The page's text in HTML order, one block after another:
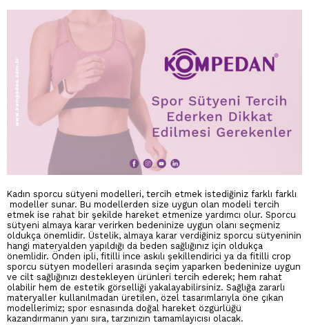
Kadın sporcu sütyeni modelleri, tercih etmek istediğiniz farklı farklı
modeller sunar. Bu modellerden size uygun olan modeli tercih
etmek ise rahat bir şekilde hareket etmenize yardımcı olur. Sporcu
sütyeni almaya karar verirken bedeninize uygun olanı seçmeniz
oldukça önemlidir. Üstelik, almaya karar verdiğiniz sporcu sütyeninin
hangi materyalden yapıldığı da beden sağlığınız için oldukça
önemlidir. Önden ipli, fitilli ince askılı şekillendirici ya da fitilli crop
sporcu sütyen modelleri arasında seçim yaparken bedeninize uygun
ve cilt sağlığınızı destekleyen ürünleri tercih ederek; hem rahat
olabilir hem de estetik görselliği yakalayabilirsiniz. Sağlığa zararlı
materyaller kullanılmadan üretilen, özel tasarımlarıyla öne çıkan
modellerimiz; spor esnasında doğal hareket özgürlüğü
kazandırmanın yanı sıra, tarzınızın tamamlayıcısı olacak.